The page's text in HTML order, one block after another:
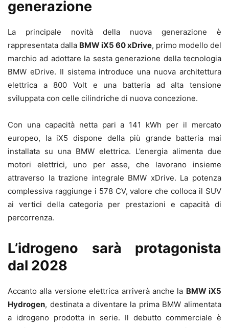
generazione
La principale novità della nuova generazione è
rappresentata dalla BMW iX5 60 xDrive, primo modello del
marchio ad adottare la sesta generazione della tecnologia
BMW eDrive. Il sistema introduce una nuova architettura
elettrica a 800 Volt e una batteria ad alta tensione
sviluppata con celle cilindriche di nuova concezione.
Con una capacità netta pari a 141 kWh per il mercato
europeo, la iX5 dispone della più grande batteria mai
installata su una BMW elettrica. L’energia alimenta due
motori elettrici, uno per asse, che lavorano insieme
attraverso la trazione integrale BMW xDrive. La potenza
complessiva raggiunge i 578 CV, valore che colloca il SUV
ai vertici della categoria per prestazioni e capacità di
percorrenza.
L’idrogeno sarà protagonista
dal 2028
Accanto alla versione elettrica arriverà anche la BMW iX5
Hydrogen, destinata a diventare la prima BMW alimentata
a idrogeno prodotta in serie. Il debutto commerciale è